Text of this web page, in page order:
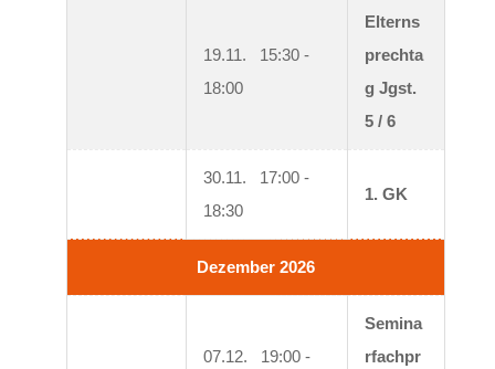
19.11.   15:30 -
18:00
Elterns
prechta
g Jgst.
5 / 6
30.11.   17:00 -
18:30
1. GK
Dezember 2026
07.12.   19:00 -
Semina
rfachpr